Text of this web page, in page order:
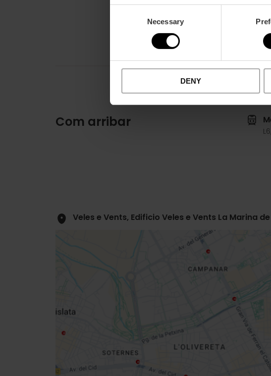
Necessary
DENY
Com arribar
L6,
Veles e Vents, Edificio Veles e Vents La Marina
sidebar